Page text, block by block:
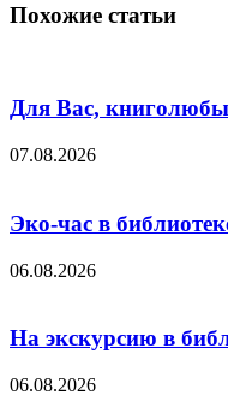
Похожие статьи
Для Вас,
07.08.2026
Эко-час в
06.08.2026
На экскурсию в
06.08.2026